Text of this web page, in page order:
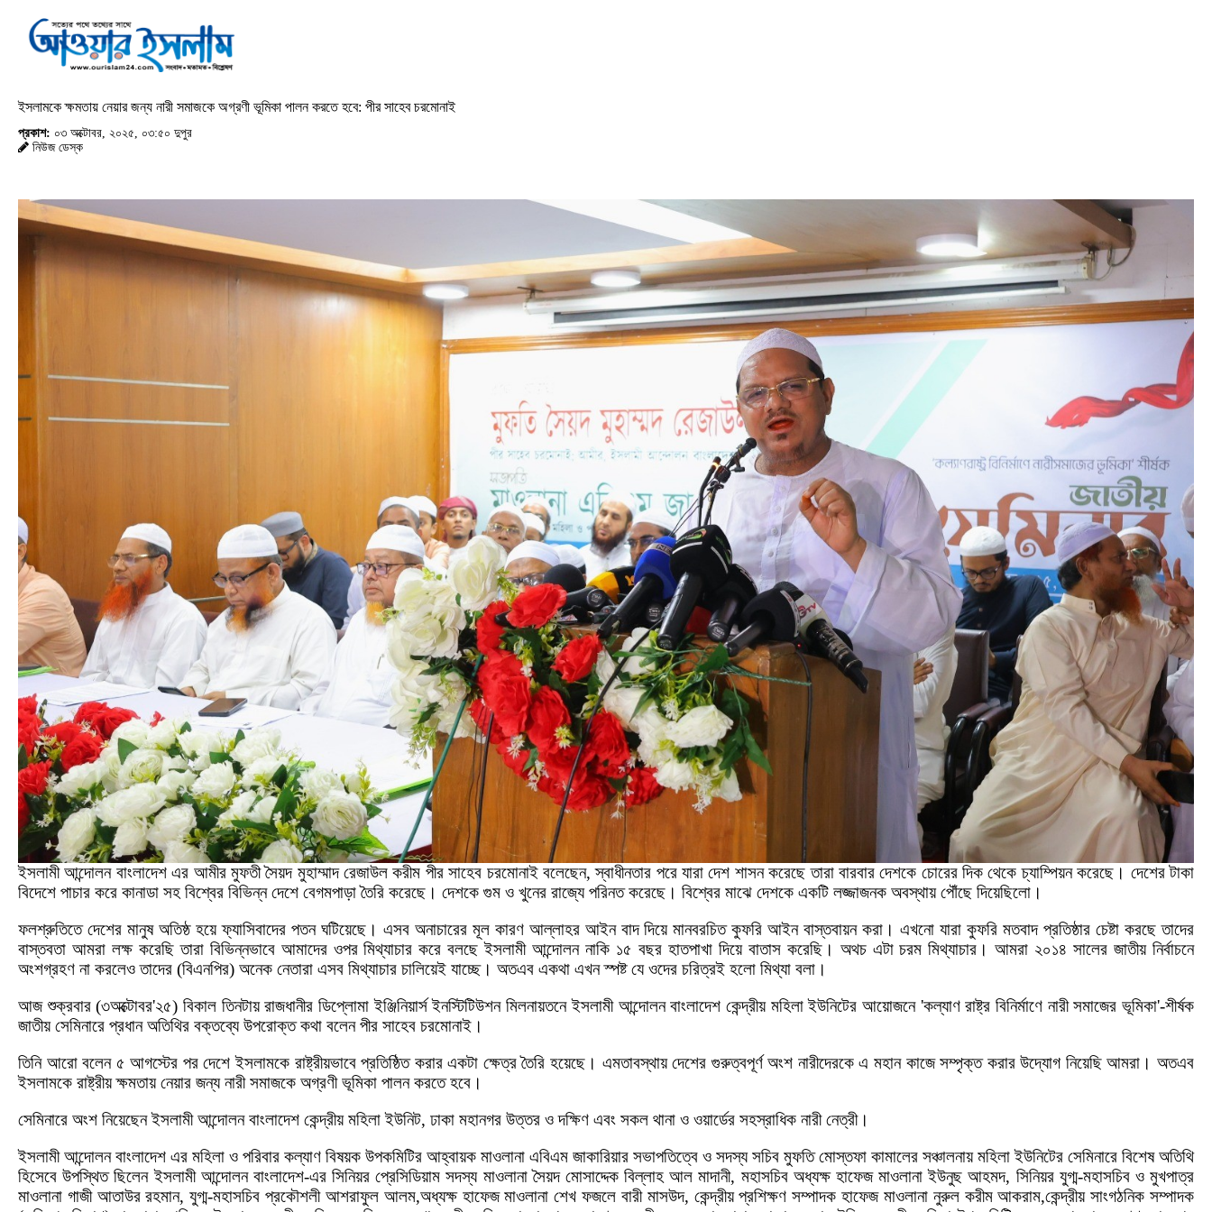
ইসলামকে ক্ষমতায় নেয়ার জন্য নারী সমাজকে অগ্রণী ভূমিকা পালন করতে হবে: পীর সাহেব চরমোনাই
প্রকাশ: ০৩ অক্টোবর, ২০২৫, ০৩:৫০ দুপুর
নিউজ ডেস্ক
ইসলামী আন্দোলন বাংলাদেশ এর আমীর মুফতী সৈয়দ মুহাম্মাদ রেজাউল করীম পীর সাহেব চরমোনাই বলেছেন, স্বাধীনতার পরে যারা দেশ শাসন করেছে তারা বারবার দেশকে চোরের দিক থেকে চ্যাম্পিয়ন করেছে। দেশের টাকা
বিদেশে পাচার করে কানাডা সহ বিশ্বের বিভিন্ন দেশে বেগমপাড়া তৈরি করেছে। দেশকে গুম ও খুনের রাজ্যে পরিনত করেছে। বিশ্বের মাঝে দেশকে একটি লজ্জাজনক অবস্থায় পৌঁছে দিয়েছিলো।
ফলশ্রুতিতে দেশের মানুষ অতিষ্ঠ হয়ে ফ্যাসিবাদের পতন ঘটিয়েছে। এসব অনাচারের মূল কারণ আল্লাহর আইন বাদ দিয়ে মানবরচিত কুফরি আইন বাস্তবায়ন করা। এখনো যারা কুফরি মতবাদ প্রতিষ্ঠার চেষ্টা করছে তাদের
বাস্তবতা আমরা লক্ষ করেছি তারা বিভিন্নভাবে আমাদের ওপর মিথ্যাচার করে বলছে ইসলামী আন্দোলন নাকি ১৫ বছর হাতপাখা দিয়ে বাতাস করেছি। অথচ এটা চরম মিথ্যাচার। আমরা ২০১৪ সালের জাতীয় নির্বাচনে
অংশগ্রহণ না করলেও তাদের (বিএনপির) অনেক নেতারা এসব মিথ্যাচার চালিয়েই যাচ্ছে। অতএব একথা এখন স্পষ্ট যে ওদের চরিত্রই হলো মিথ্যা বলা।
আজ শুক্রবার (৩অক্টোবর'২৫) বিকাল তিনটায় রাজধানীর ডিপ্লোমা ইঞ্জিনিয়ার্স ইনস্টিটিউশন মিলনায়তনে ইসলামী আন্দোলন বাংলাদেশ কেন্দ্রীয় মহিলা ইউনিটের আয়োজনে 'কল্যাণ রাষ্ট্র বিনির্মাণে নারী সমাজের ভূমিকা'-শীর্ষক
জাতীয় সেমিনারে প্রধান অতিথির বক্তব্যে উপরোক্ত কথা বলেন পীর সাহেব চরমোনাই।
তিনি আরো বলেন ৫ আগস্টের পর দেশে ইসলামকে রাষ্ট্রীয়ভাবে প্রতিষ্ঠিত করার একটা ক্ষেত্র তৈরি হয়েছে। এমতাবস্থায় দেশের গুরুত্বপূর্ণ অংশ নারীদেরকে এ মহান কাজে সম্পৃক্ত করার উদ্যোগ নিয়েছি আমরা। অতএব
ইসলামকে রাষ্ট্রীয় ক্ষমতায় নেয়ার জন্য নারী সমাজকে অগ্রণী ভূমিকা পালন করতে হবে।
সেমিনারে অংশ নিয়েছেন ইসলামী আন্দোলন বাংলাদেশ কেন্দ্রীয় মহিলা ইউনিট, ঢাকা মহানগর উত্তর ও দক্ষিণ এবং সকল থানা ও ওয়ার্ডের সহস্রাধিক নারী নেত্রী।
ইসলামী আন্দোলন বাংলাদেশ এর মহিলা ও পরিবার কল্যাণ বিষয়ক উপকমিটির আহ্বায়ক মাওলানা এবিএম জাকারিয়ার সভাপতিত্বে ও সদস্য সচিব মুফতি মোস্তফা কামালের সঞ্চালনায় মহিলা ইউনিটের সেমিনারে বিশেষ অতিথি
হিসেবে উপস্থিত ছিলেন ইসলামী আন্দোলন বাংলাদেশ-এর সিনিয়র প্রেসিডিয়াম সদস্য মাওলানা সৈয়দ মোসাদ্দেক বিল্লাহ আল মাদানী, মহাসচিব অধ্যক্ষ হাফেজ মাওলানা ইউনুছ আহমদ, সিনিয়র যুগ্ম-মহাসচিব ও মুখপাত্র
মাওলানা গাজী আতাউর রহমান, যুগ্ম-মহাসচিব প্রকৌশলী আশরাফুল আলম,অধ্যক্ষ হাফেজ মাওলানা শেখ ফজলে বারী মাসউদ, কেন্দ্রীয় প্রশিক্ষণ সম্পাদক হাফেজ মাওলানা নুরুল করীম আকরাম,কেন্দ্রীয় সাংগঠনিক সম্পাদক